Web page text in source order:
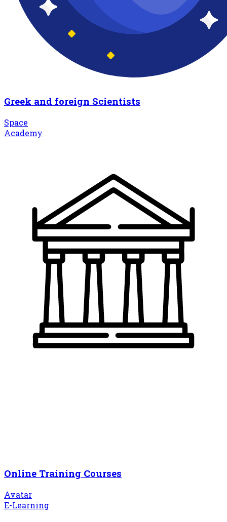
Greek and foreign Scientists
Space
Academy
Online Training Courses
Avatar
E-Learning